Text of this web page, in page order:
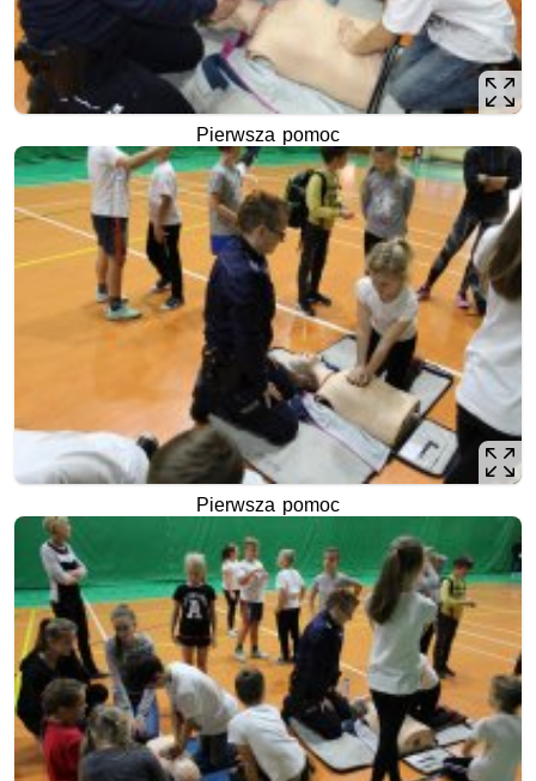
Pierwsza pomoc
Pierwsza pomoc